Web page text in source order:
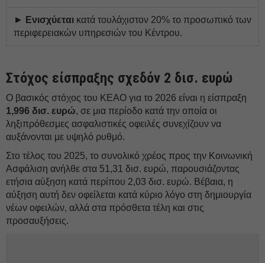
► Ενισχύεται κατά τουλάχιστον 20% το προσωπικό των
περιφερειακών υπηρεσιών του Κέντρου.
Στόχος είσπραξης σχεδόν 2 δισ. ευρώ
Ο βασικός στόχος του ΚΕΑΟ για το 2026 είναι η είσπραξη
1,996 δισ. ευρώ, σε μια περίοδο κατά την οποία οι
ληξιπρόθεσμες ασφαλιστικές οφειλές συνεχίζουν να
αυξάνονται με υψηλό ρυθμό.
Στο τέλος του 2025, το συνολικό χρέος προς την Κοινωνική
Ασφάλιση ανήλθε στα 51,31 δισ. ευρώ, παρουσιάζοντας
ετήσια αύξηση κατά περίπου 2,03 δισ. ευρώ. Βέβαια, η
αύξηση αυτή δεν οφείλεται κατά κύριο λόγο στη δημιουργία
νέων οφειλών, αλλά στα πρόσθετα τέλη και στις
προσαυξήσεις.